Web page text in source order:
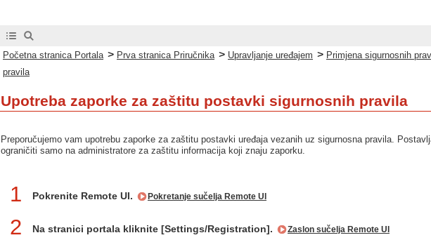
Početna stranica Portala > Prva stranica Priručnika > Upravljanje uređajem > Primjena sigurnosnih
pravila
Upotreba zaporke za zaštitu postavki sigurnosnih pravila
Preporučujemo vam upotrebu zaporke za zaštitu postavki uređaja vezanih uz sigurnosna pravila.
ograničiti samo na administratore za zaštitu informacija koji znaju zaporku.
1 Pokrenite Remote UI. Pokretanje sučelja Remote UI
2 Na stranici portala kliknite [Settings/Registration]. Zaslon sučelja Remote UI